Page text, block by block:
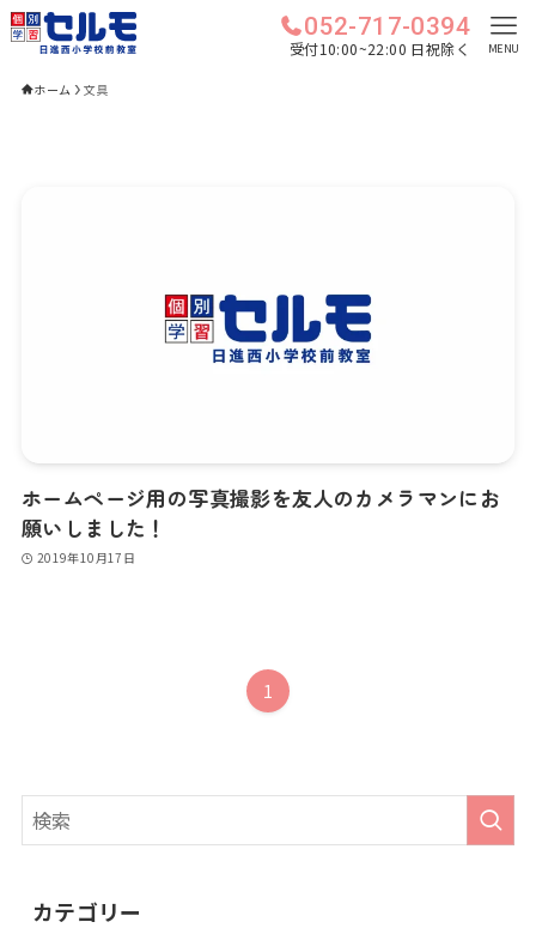
052-717-0394
受付10:00~22:00 日祝除く MENU
ホーム 文具
ホームページ用の写真撮影を友人のカメラマンにお
願いしました！
2019年10月17日
1
カテゴリー